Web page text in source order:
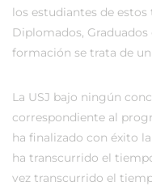
los estudiantes de
Diplomados,
formación se trata de
La USJ bajo ningún
correspondiente al
ha finalizado con éxito
ha transcurrido el
vez transcurrido el